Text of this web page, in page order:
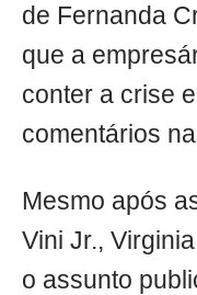
de Fernanda
que a
conter a crise
comentários
Mesmo após
Vini Jr.,
o assunto